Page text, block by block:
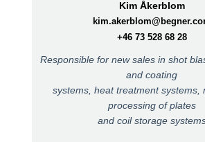
Kim Åkerblom
+46 73 528 68 28
Responsible for new sales in shot
and coating
systems, heat treatment systems,
processing of plates
and coil storage